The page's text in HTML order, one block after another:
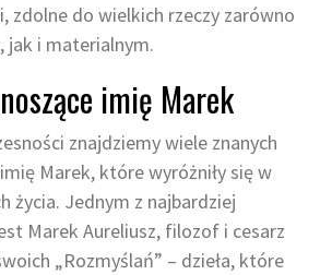
zdolne do wielkich rzeczy zarówno
jak i materialnym.
imię Marek
znajdziemy wiele znanych
Marek, które wyróżniły się w
życia. Jednym z najbardziej
Marek Aureliusz, filozof i cesarz
„Rozmyślań” – dzieła, które